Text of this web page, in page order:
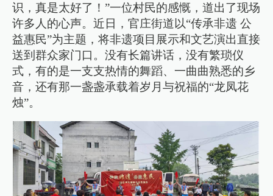
识，真是太好了！”一位村民的感慨，道出了现场
许多人的心声。近日，官庄街道以“传承非遗 公
益惠民”为主题，将非遗项目展示和文艺演出直接
送到群众家门口。没有长篇讲话，没有繁琐仪
式，有的是一支支热情的舞蹈、一曲曲熟悉的乡
音，还有那一盏盏承载着岁月与祝福的“龙凤花
烛”。